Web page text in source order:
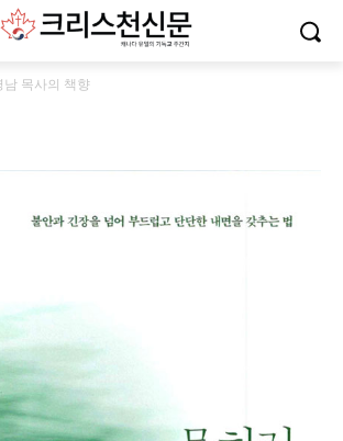
남 목사의 책향